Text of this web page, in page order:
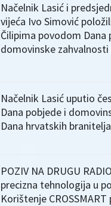
Načelnik Lasić i
vijeća Ivo Simović
Čilipima povodom Dana
domovinske
Načelnik Lasić uputio
Dana pobjede i
Dana hrvatskih branitelja
POZIV NA DRUGU
precizna tehnologija u
Korištenje